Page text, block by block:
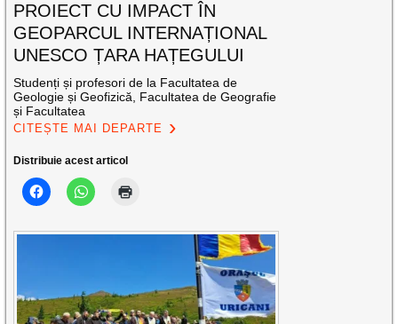
PROIECT CU IMPACT ÎN
GEOPARCUL INTERNAȚIONAL
UNESCO ȚARA HAȚEGULUI
Studenți și profesori de la Facultatea de
Geologie și Geofizică, Facultatea de Geografie
și Facultatea
CITEȘTE MAI DEPARTE
Distribuie acest articol